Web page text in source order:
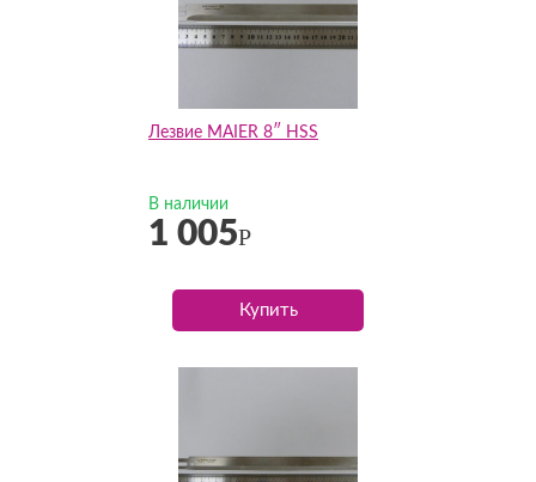
Лезвие MAIER 8″ HSS
В наличии
1 005Р
Купить